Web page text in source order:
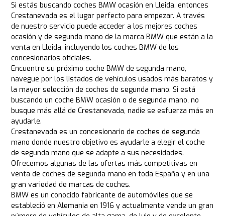
Si estás buscando coches BMW ocasión en Lleida, entonces
Crestanevada es el lugar perfecto para empezar. A través
de nuestro servicio puede acceder a los mejores coches
ocasión y de segunda mano de la marca BMW que están a la
venta en Lleida, incluyendo los coches BMW de los
concesionarios oficiales.
Encuentre su próximo coche BMW de segunda mano,
navegue por los listados de vehículos usados más baratos y
la mayor selección de coches de segunda mano. Si está
buscando un coche BMW ocasión o de segunda mano, no
busque más allá de Crestanevada, nadie se esfuerza más en
ayudarle.
Crestanevada es un concesionario de coches de segunda
mano donde nuestro objetivo es ayudarle a elegir el coche
de segunda mano que se adapte a sus necesidades.
Ofrecemos algunas de las ofertas más competitivas en
venta de coches de segunda mano en toda España y en una
gran variedad de marcas de coches.
BMW es un conocido fabricante de automóviles que se
estableció en Alemania en 1916 y actualmente vende un gran